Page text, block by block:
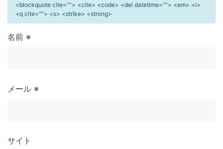
<blockquote cite=""> <cite> <code> <del datetime=""> <em> <i>
<q cite=""> <s> <strike> <strong>
名前 ※
メール ※
サイト